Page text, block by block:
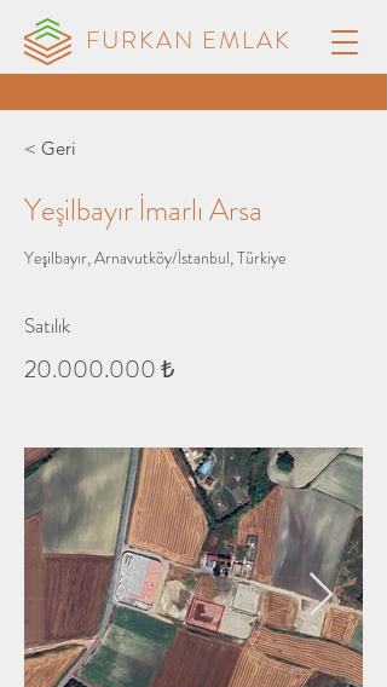
FURKAN EMLAK
< Geri
Yeşilbayır İmarlı Arsa
Yeşilbayır, Arnavutköy/İstanbul, Türkiye
Satılık
20.000.000₺